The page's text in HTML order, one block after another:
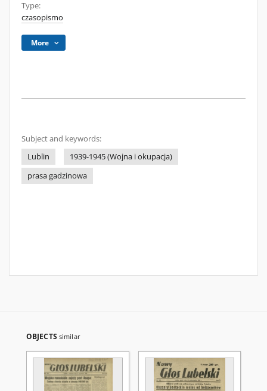
Type:
czasopismo
More
Subject and keywords:
Lublin
1939-1945 (Wojna i okupacja)
prasa gadzinowa
OBJECTS similar